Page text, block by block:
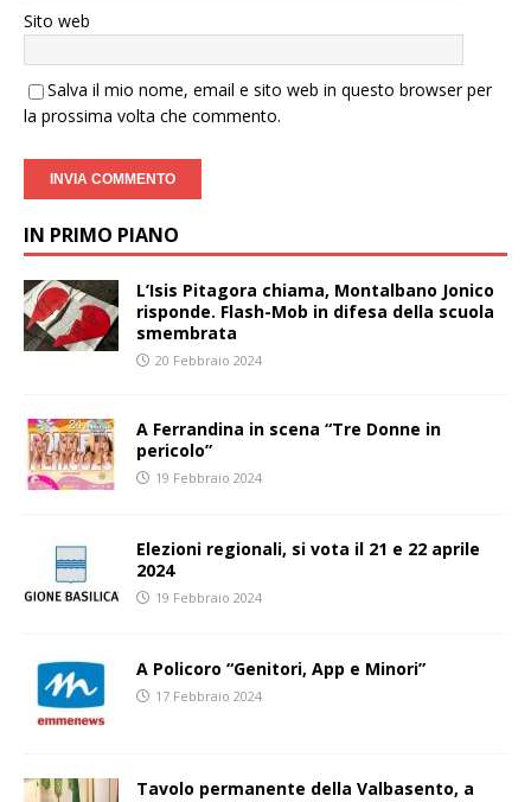
Sito web
Salva il mio nome, email e sito web in questo browser per
la prossima volta che commento.
IN PRIMO PIANO
L’Isis Pitagora chiama, Montalbano Jonico
risponde. Flash-Mob in difesa della scuola
smembrata
20 Febbraio 2024
A Ferrandina in scena “Tre Donne in
pericolo”
19 Febbraio 2024
Elezioni regionali, si vota il 21 e 22 aprile
2024
19 Febbraio 2024
A Policoro “Genitori, App e Minori”
17 Febbraio 2024
Tavolo permanente della Valbasento, a